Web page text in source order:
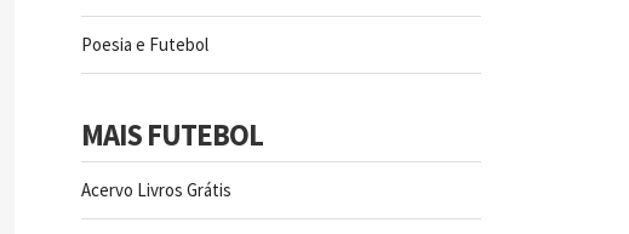
Poesia e Futebol
MAIS FUTEBOL
Acervo Livros Grátis